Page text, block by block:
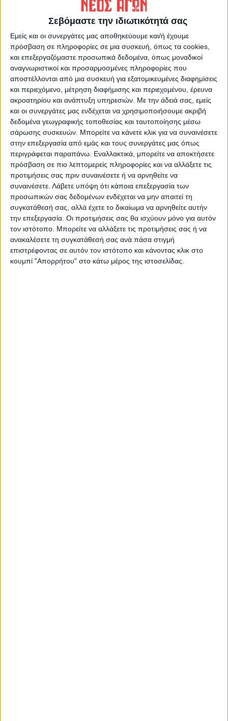
Σεβόμαστε την ιδιωτικότητά σας
Εμείς και οι συνεργάτες μας αποθηκεύουμε και/ή έχουμε
πρόσβαση σε πληροφορίες σε μια συσκευή, όπως τα cookies,
και επεξεργαζόμαστε προσωπικά δεδομένα, όπως μοναδικοί
αναγνωριστικοί και προσαρμοσμένες πληροφορίες που
αποστέλλονται από μια συσκευή για εξατομικευμένες διαφημίσεις
και περιεχόμενο, μέτρηση διαφήμισης και περιεχομένου, έρευνα
ακροατηρίου και ανάπτυξη υπηρεσιών. Με την άδειά σας, εμείς
και οι συνεργάτες μας ενδέχεται να χρησιμοποιήσουμε ακριβή
δεδομένα γεωγραφικής τοποθεσίας και ταυτοποίησης μέσω
σάρωσης συσκευών. Μπορείτε να κάνετε κλικ για να συναινέσετε
στην επεξεργασία από εμάς και τους συνεργάτες μας όπως
περιγράφεται παραπάνω. Εναλλακτικά, μπορείτε να αποκτήσετε
πρόσβαση σε πιο λεπτομερείς πληροφορίες και να αλλάξετε τις
προτιμήσεις σας πριν συναινέσετε ή να αρνηθείτε να
συναινέσετε. Λάβετε υπόψη ότι κάποια επεξεργασία των
προσωπικών σας δεδομένων ενδέχεται να μην απαιτεί τη
συγκατάθεσή σας, αλλά έχετε το δικαίωμα να αρνηθείτε αυτήν
την επεξεργασία. Οι προτιμήσεις σας θα ισχύουν μόνο για αυτόν
τον ιστότοπο. Μπορείτε να αλλάξετε τις προτιμήσεις σας ή να
ανακαλέσετε τη συγκατάθεσή σας ανά πάσα στιγμή
επιστρέφοντας σε αυτόν τον ιστότοπο και κάνοντας κλικ στο
κουμπί "Απορρήτου" στο κάτω μέρος της ιστοσελίδας.
WEB TV
Προετοιμασία Δόξας Μασχολουρίου